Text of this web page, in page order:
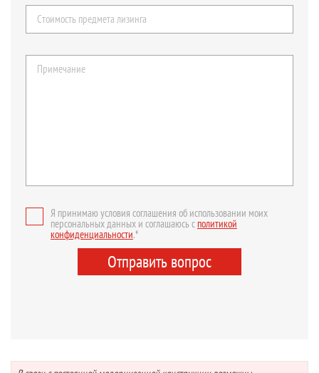
Я принимаю условия соглашения об использовании моих
персональных данных и соглашаюсь сполитикой
конфиденциальности.*
Отправить вопрос